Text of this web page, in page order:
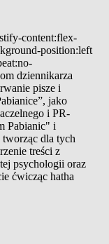
content:flex-
position:left
dziennikarza
pisze i
jako
i PR-
Pabianic" i
dla tych
treści z
psychologii oraz
ćwicząc hatha